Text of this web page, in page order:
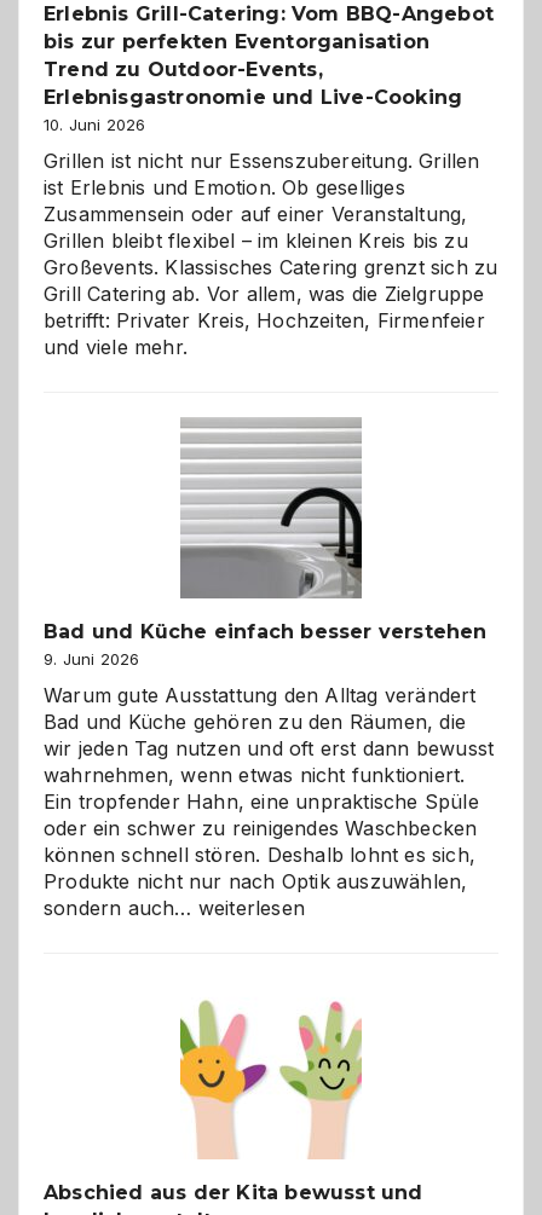
Erlebnis Grill-Catering: Vom BBQ-Angebot
bis zur perfekten Eventorganisation
Trend zu Outdoor-Events,
Erlebnisgastronomie und Live-Cooking
10. Juni 2026
Grillen ist nicht nur Essenszubereitung. Grillen
ist Erlebnis und Emotion. Ob geselliges
Zusammensein oder auf einer Veranstaltung,
Grillen bleibt flexibel – im kleinen Kreis bis zu
Großevents. Klassisches Catering grenzt sich zu
Grill Catering ab. Vor allem, was die Zielgruppe
betrifft: Privater Kreis, Hochzeiten, Firmenfeier
und viele mehr.
Bad und Küche einfach besser verstehen
9. Juni 2026
Warum gute Ausstattung den Alltag verändert
Bad und Küche gehören zu den Räumen, die
wir jeden Tag nutzen und oft erst dann bewusst
wahrnehmen, wenn etwas nicht funktioniert.
Ein tropfender Hahn, eine unpraktische Spüle
oder ein schwer zu reinigendes Waschbecken
können schnell stören. Deshalb lohnt es sich,
Produkte nicht nur nach Optik auszuwählen,
sondern auch… Bad
besser
verstehen
weiterlesen
Abschied aus der Kita bewusst und